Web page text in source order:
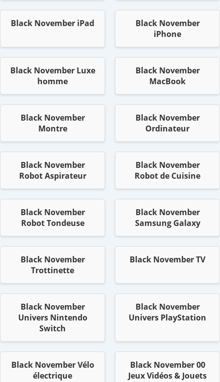
Black November iPad
Black November
iPhone
Black November Luxe
homme
Black November
MacBook
Black November
Montre
Black November
Ordinateur
Black November
Robot Aspirateur
Black November
Robot de Cuisine
Black November
Robot Tondeuse
Black November
Samsung Galaxy
Black November
Trottinette
Black November TV
Black November
Univers Nintendo
Switch
Black November
Univers PlayStation
Black November Vélo
électrique
Black November 00
Jeux Vidéos & Jouets